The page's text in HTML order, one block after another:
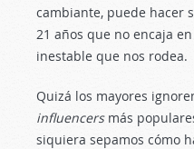
cambiante, puede hacer
21 años que no encaja
inestable que nos rodea.
Quizá los mayores
influencersmás
siquiera sepamos cómo